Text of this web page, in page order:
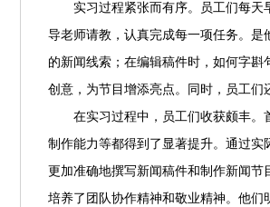
实习过程紧张而有序。员工们每
导老师请教，认真完成每一项任务。
的新闻线索；在编辑稿件时，如何字
创意，为节目增添亮点。同时，员工
在实习过程中，员工们收获颇丰
制作能力等都得到了显著提升。通过
更加准确地撰写新闻稿件和制作新闻
培养了团队协作精神和敬业精神。他